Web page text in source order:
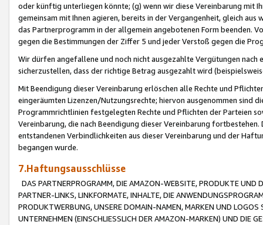
oder künftig unterliegen könnte; (g) wenn wir diese Vereinbarung mit
gemeinsam mit Ihnen agieren, bereits in der Vergangenheit, gleich
das Partnerprogramm in der allgemein angebotenen Form beenden.
gegen die Bestimmungen der Ziffer 5 und jeder Verstoß gegen die
Wir dürfen angefallene und noch nicht ausgezahlte Vergütungen
sicherzustellen, dass der richtige Betrag ausgezahlt wird
Mit Beendigung dieser Vereinbarung erlöschen alle Rechte und
eingeräumten Lizenzen/Nutzungsrechte; hiervon ausgenommen sind
Programmrichtlinien festgelegten Rechte und Pflichten der Parteien
Vereinbarung, die nach Beendigung dieser Vereinbarung
entstandenen Verbindlichkeiten aus dieser Vereinbarung und der
begangen wurde.
7.Haftungsausschlüsse
DAS PARTNERPROGRAMM, DIE AMAZON-WEBSITE, PRODUKTE UND
PARTNER-LINKS, LINKFORMATE, INHALTE, DIE
PRODUKTWERBUNG, UNSERE DOMAIN-NAMEN, MARKEN UND
UNTERNEHMEN (EINSCHLIESSLICH DER AMAZON-MARKEN) UND DIE